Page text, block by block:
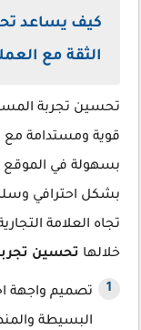
كيف يساعد
الثقة مع
تحسين تجربة
قوية ومستدامة مع
بسهولة في الموقع
بشكل احترافي
تجاه العلامة
خلالها تحسين
تصميم واجهة
البسيطة